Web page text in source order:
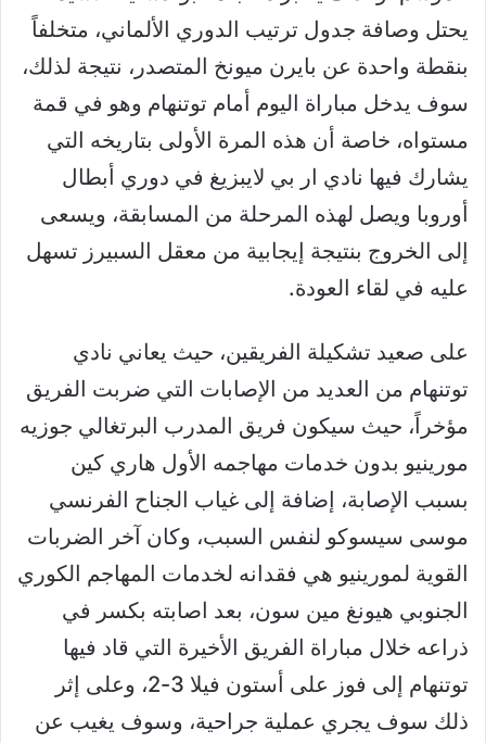
يحتل وصافة جدول ترتيب الدوري الألماني، متخلفاً
بنقطة واحدة عن بايرن ميونخ المتصدر، نتيجة لذلك،
سوف يدخل مباراة اليوم أمام توتنهام وهو في قمة
مستواه، خاصة أن هذه المرة الأولى بتاريخه التي
يشارك فيها نادي ار بي لايبزيغ في دوري أبطال
أوروبا ويصل لهذه المرحلة من المسابقة، ويسعى
إلى الخروج بنتيجة إيجابية من معقل السبيرز تسهل
عليه في لقاء العودة.
على صعيد تشكيلة الفريقين، حيث يعاني نادي
توتنهام من العديد من الإصابات التي ضربت الفريق
مؤخراً، حيث سيكون فريق المدرب البرتغالي جوزيه
مورينيو بدون خدمات مهاجمه الأول هاري كين
بسبب الإصابة، إضافة إلى غياب الجناح الفرنسي
موسى سيسوكو لنفس السبب، وكان آخر الضربات
القوية لمورينيو هي فقدانه لخدمات المهاجم الكوري
الجنوبي هيونغ مين سون، بعد اصابته بكسر في
ذراعه خلال مباراة الفريق الأخيرة التي قاد فيها
توتنهام إلى فوز على أستون فيلا 3-2، وعلى إثر
ذلك سوف يجري عملية جراحية، وسوف يغيب عن